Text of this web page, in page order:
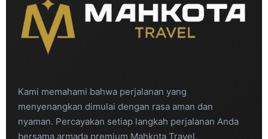
Kami memahami bahwa perjalanan yang
menyenangkan dimulai dengan rasa aman dan
nyaman. Percayakan setiap langkah perjalanan Anda
bersama armada premium Mahkota Travel.